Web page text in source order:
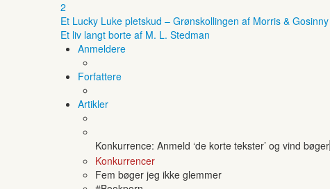
2
Et Lucky Luke pletskud – Grønskollingen af Morris & Gosinny
Et liv langt borte af M. L. Stedman
Anmeldere
Forfattere
Artikler
Konkurrence: Anmeld ‘de korte tekster’ og vind bøger
Konkurrencer
Fem bøger jeg ikke glemmer